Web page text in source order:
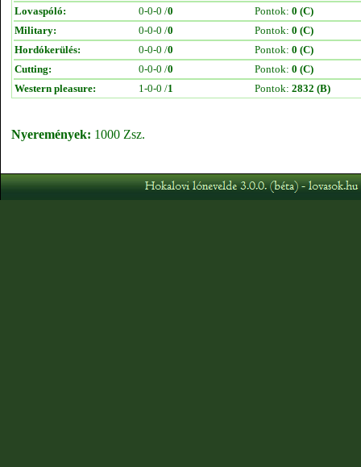
Lovaspóló:
0-0-0 /0 Pontok: 0 (C)
Military:
0-0-0 /0 Pontok: 0 (C)
Hordókerülés:
0-0-0 /0 Pontok: 0 (C)
Cutting:
0-0-0 /0 Pontok: 0 (C)
Western pleasure:
1-0-0 /1 Pontok: 2832 (B)
Nyeremények: 1000 Zsz.